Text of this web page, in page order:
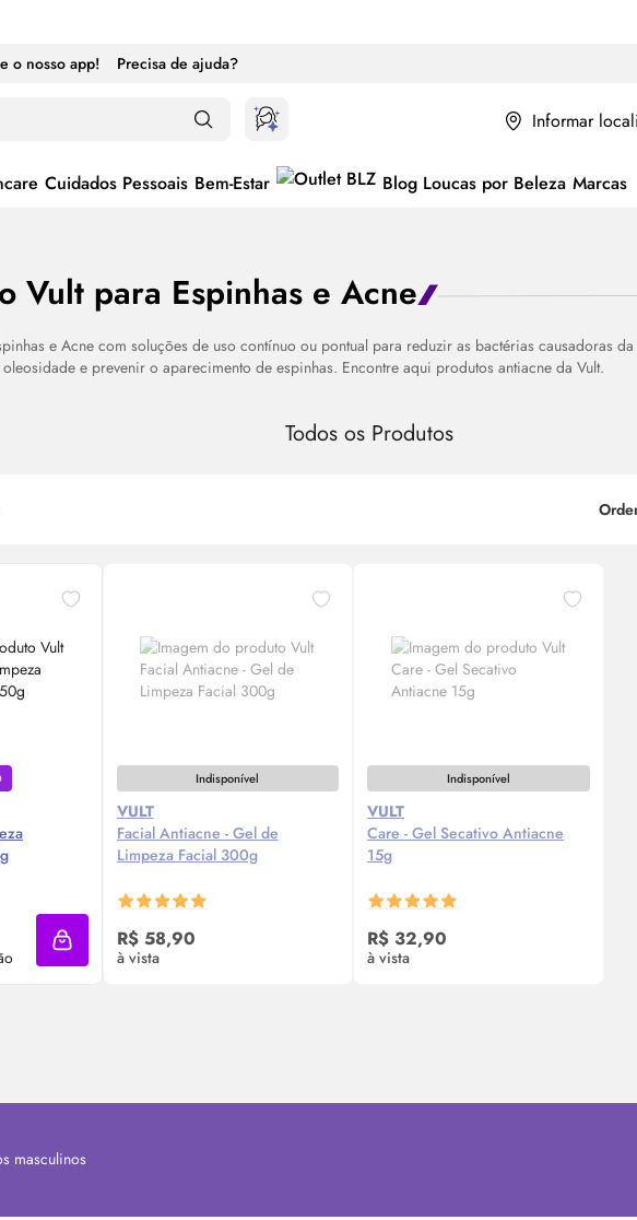
o nosso app! Precisa de ajuda?
Informar
Cuidados Pessoais Bem-Estar Blog Loucas por Beleza Marcas
Vult para Espinhas e Acne
e Acne com soluções de uso contínuo ou pontual para reduzir as bactérias causadoras
e prevenir o aparecimento de espinhas. Encontre aqui produtos antiacne da Vult.
Todos os Produtos
❯
Adicionar à sacola
Indisponível
VULT
Facial Antiacne - Gel de
Limpeza Facial 300g
R$ 58,90
à vista
Avise-me
Indisponível
VULT
Care - Gel Secativo Antiacne
15g
R$ 32,90
à vista
Avise-me
entre ativado e desativado
masculinos